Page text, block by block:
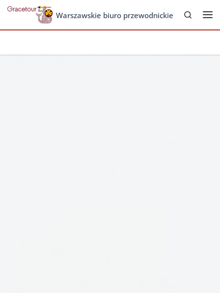
Skip to contentWarszawskie biuro przewodnickie
Search